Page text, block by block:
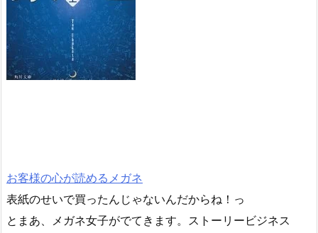
お客様の心が読めるメガネ
表紙のせいで買ったんじゃないんだからね！っ
とまあ、メガネ女子がでてきます。ストーリービジネス